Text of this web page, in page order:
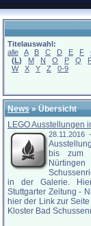
Titelauswahl:
alle
A B C D E F
(L) M N O P Q
W
X Y Z 0-9
News» Übersicht
LEGO Ausstellungen
28.11.2016
bis zum
in der Galerie.
Stuttgarter Zeitung -
hier der Link zur
Kloster Bad